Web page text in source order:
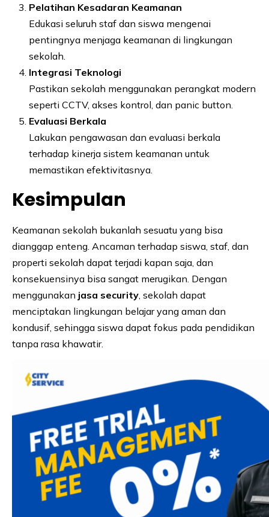
Pelatihan Kesadaran Keamanan
Edukasi seluruh staf dan siswa mengenai
pentingnya menjaga keamanan di lingkungan
sekolah.
Integrasi Teknologi
Pastikan sekolah menggunakan perangkat modern
seperti CCTV, akses kontrol, dan panic button.
Evaluasi Berkala
Lakukan pengawasan dan evaluasi berkala
terhadap kinerja sistem keamanan untuk
memastikan efektivitasnya.
Kesimpulan
Keamanan sekolah bukanlah sesuatu yang bisa
dianggap enteng. Ancaman terhadap siswa, staf, dan
properti sekolah dapat terjadi kapan saja, dan
konsekuensinya bisa sangat merugikan. Dengan
menggunakan jasa security , sekolah dapat
menciptakan lingkungan belajar yang aman dan
kondusif, sehingga siswa dapat fokus pada pendidikan
tanpa rasa khawatir.